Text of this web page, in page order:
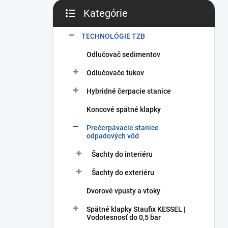
Preskočiť kategórie
Kategórie
TECHNOLÓGIE TZB
Odlučovač sedimentov
Odlučovače tukov
Hybridné čerpacie stanice
Koncové spätné klapky
Prečerpávacie stanice
odpadových vôd
Šachty do interiéru
Šachty do exteriéru
Dvorové vpusty a vtoky
Spätné klapky Staufix KESSEL |
Vodotesnosť do 0,5 bar